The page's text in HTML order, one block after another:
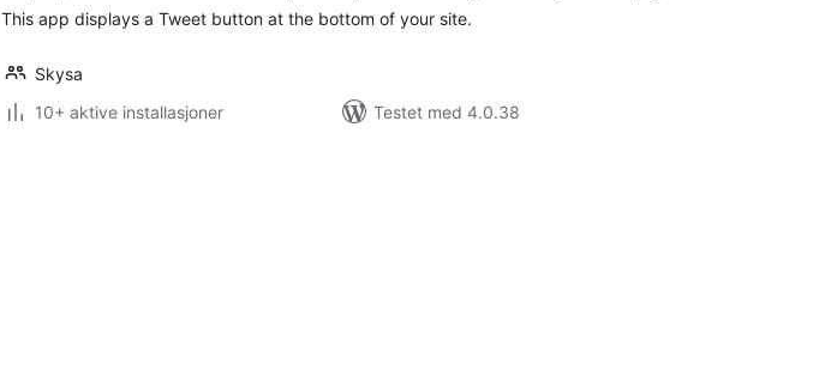
This app displays a Tweet button at the bottom of your site.
Skysa
10+ aktive installasjoner
Testet med 4.0.38